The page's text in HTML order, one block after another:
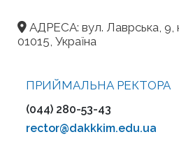
АДРЕСА: вул. Лаврська, 9,
01015, Україна
ПРИЙМАЛЬНА РЕКТОРА
(044) 280-53-43
rector@dakkkim.edu.ua